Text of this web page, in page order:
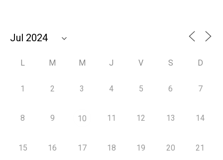
L M M J V S D
1 2 3 4 5 6 7
8 9 10 11 12 13 14
15 16 17 18 19 20 21